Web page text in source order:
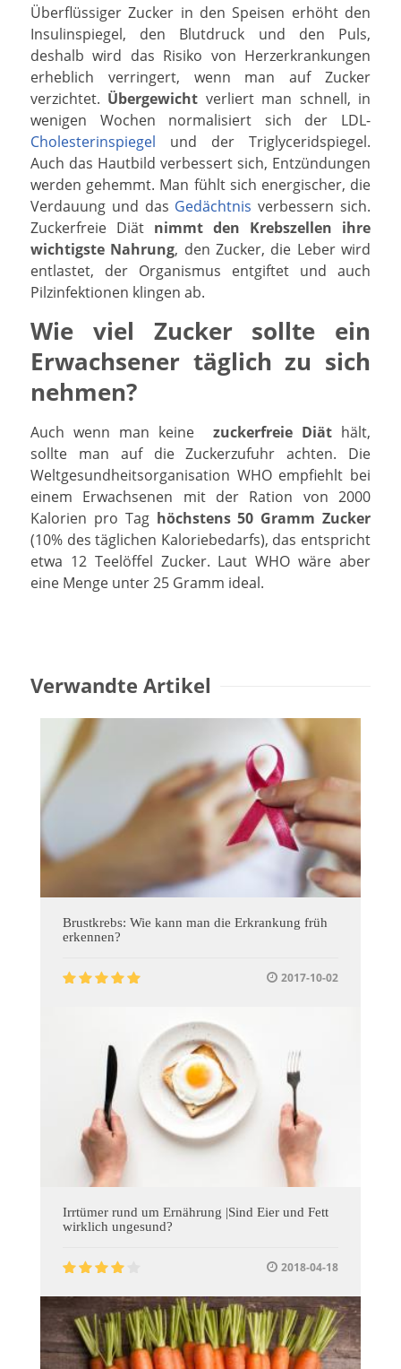
Überflüssiger Zucker in den Speisen erhöht den
Insulinspiegel, den Blutdruck und den Puls,
deshalb wird das Risiko von Herzerkrankungen
erheblich verringert, wenn man auf Zucker
verzichtet. Übergewicht verliert man schnell, in
wenigen Wochen normalisiert sich der LDL-
Cholesterinspiegel und der Triglyceridspiegel.
Auch das Hautbild verbessert sich, Entzündungen
werden gehemmt. Man fühlt sich energischer, die
Verdauung und das Gedächtnis verbessern sich.
Zuckerfreie Diät nimmt den Krebszellen ihre
wichtigste Nahrung, den Zucker, die Leber wird
entlastet, der Organismus entgiftet und auch
Pilzinfektionen klingen ab.
Wie viel Zucker sollte ein
Erwachsener täglich zu sich
nehmen?
Auch wenn man keine zuckerfreie Diäthält,
sollte man auf die Zuckerzufuhr achten. Die
Weltgesundheitsorganisation WHO empfiehlt bei
einem Erwachsenen mit der Ration von 2000
Kalorien pro Tag höchstens 50 Gramm Zucker
(10% des täglichen Kaloriebedarfs), das entspricht
etwa 12 Teelöffel Zucker. Laut WHO wäre aber
eine Menge unter 25 Gramm ideal.
Verwandte Artikel
Brustkrebs: Wie kann man die Erkrankung früh
erkennen?
2017-10-02
Irrtümer rund um Ernährung |Sind Eier und Fett
wirklich ungesund?
2018-04-18